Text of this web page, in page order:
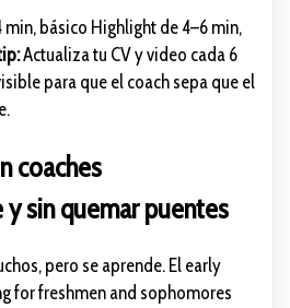
min, básico Highlight de 4–6 min,
Actualiza tu CV y video cada 6
para que el coach sepa que el
coaches
sin quemar puentes
pero se aprende. El early
for freshmen and sophomores